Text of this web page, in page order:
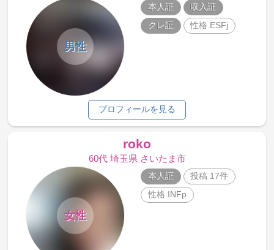
男性
本人証
収入証
クレ証
性格 ESFj
プロフィールを見る
roko
60代 埼玉県 さいたま市
女性
本人証
投稿 17件
性格 INFp